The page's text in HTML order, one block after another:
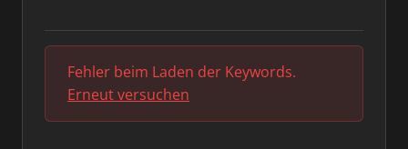
Fehler beim Laden der Keywords.
Erneut versuchen